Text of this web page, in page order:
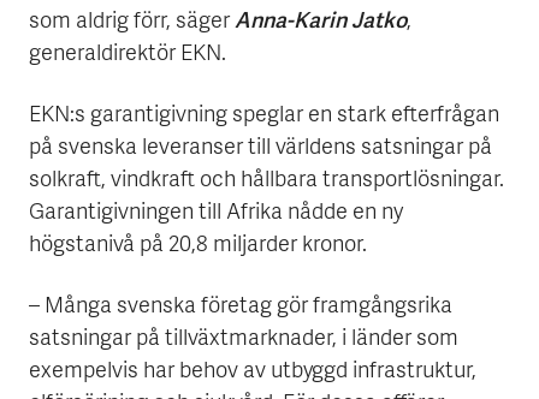
som aldrig förr, sägerAnna-Karin Jatko,
generaldirektör EKN.
EKN:s garantigivning speglar en stark efterfrågan
på svenska leveranser till världens satsningar på
solkraft, vindkraft och hållbara transportlösningar.
Garantigivningen till Afrika nådde en ny
högstanivå på 20,8 miljarder kronor.
– Många svenska företag gör framgångsrika
satsningar på tillväxtmarknader, i länder som
exempelvis har behov av utbyggd infrastruktur,